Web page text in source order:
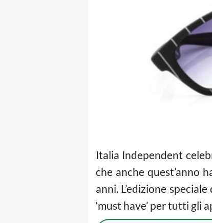
Italia Independent
che anche quest’anno
anni. L’edizione
‘must have’ per tutti gli